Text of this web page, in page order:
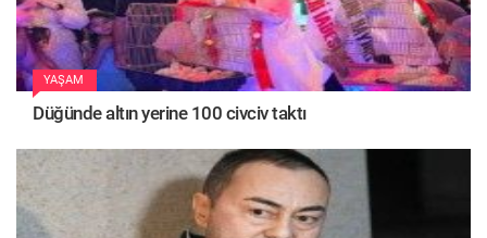
YAŞAM
Düğünde altın yerine 100 civciv taktı